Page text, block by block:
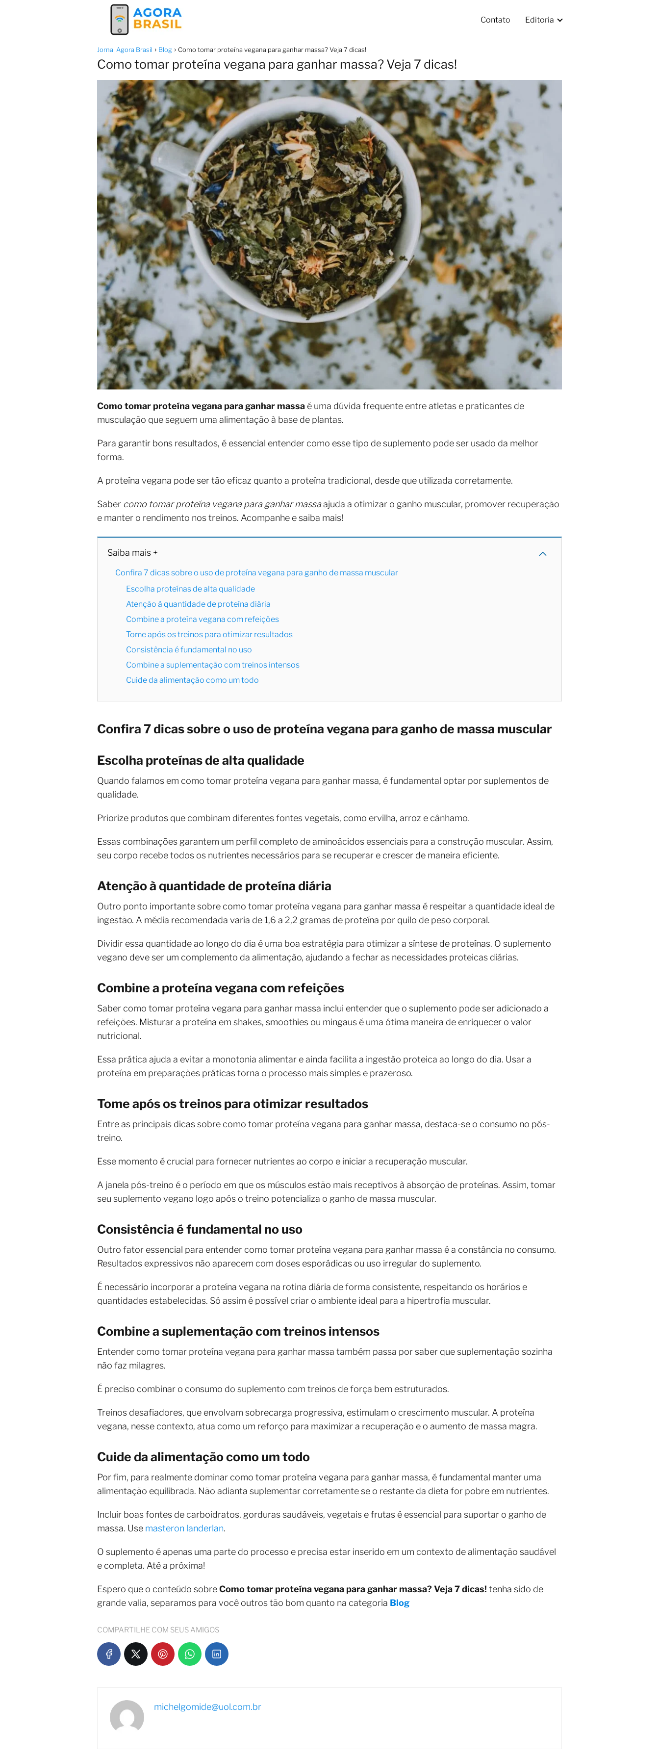
Contato Editoria
Jornal Agora Brasil Blog Como tomar proteína vegana para ganhar massa? Veja 7 dicas!
Como tomar proteína vegana para ganhar massa? Veja 7 dicas!
Como tomar proteína vegana para ganhar massa é uma dúvida frequente entre atletas e praticantes de
musculação que seguem uma alimentação à base de plantas.
Para garantir bons resultados, é essencial entender como esse tipo de suplemento pode ser usado da melhor
forma.
A proteína vegana pode ser tão eficaz quanto a proteína tradicional, desde que utilizada corretamente.
Saber como tomar proteína vegana para ganhar massaajuda a otimizar o ganho muscular, promover recuperação
e manter o rendimento nos treinos. Acompanhe e saiba mais!
Saiba mais +
Confira 7 dicas sobre o uso de proteína vegana para ganho de massa muscular
Escolha proteínas de alta qualidade
Atenção à quantidade de proteína diária
Combine a proteína vegana com refeições
Tome após os treinos para otimizar resultados
Consistência é fundamental no uso
Combine a suplementação com treinos intensos
Cuide da alimentação como um todo
Confira 7 dicas sobre o uso de proteína vegana para ganho de massa muscular
Escolha proteínas de alta qualidade
Quando falamos em como tomar proteína vegana para ganhar massa, é fundamental optar por suplementos de
qualidade.
Priorize produtos que combinam diferentes fontes vegetais, como ervilha, arroz e cânhamo.
Essas combinações garantem um perfil completo de aminoácidos essenciais para a construção muscular. Assim,
seu corpo recebe todos os nutrientes necessários para se recuperar e crescer de maneira eficiente.
Atenção à quantidade de proteína diária
Outro ponto importante sobre como tomar proteína vegana para ganhar massa é respeitar a quantidade ideal de
ingestão. A média recomendada varia de 1,6 a 2,2 gramas de proteína por quilo de peso corporal.
Dividir essa quantidade ao longo do dia é uma boa estratégia para otimizar a síntese de proteínas. O suplemento
vegano deve ser um complemento da alimentação, ajudando a fechar as necessidades proteicas diárias.
Combine a proteína vegana com refeições
Saber como tomar proteína vegana para ganhar massa inclui entender que o suplemento pode ser adicionado a
refeições. Misturar a proteína em shakes, smoothies ou mingaus é uma ótima maneira de enriquecer o valor
nutricional.
Essa prática ajuda a evitar a monotonia alimentar e ainda facilita a ingestão proteica ao longo do dia. Usar a
proteína em preparações práticas torna o processo mais simples e prazeroso.
Tome após os treinos para otimizar resultados
Entre as principais dicas sobre como tomar proteína vegana para ganhar massa, destaca-se o consumo no pós-
treino.
Esse momento é crucial para fornecer nutrientes ao corpo e iniciar a recuperação muscular.
A janela pós-treino é o período em que os músculos estão mais receptivos à absorção de proteínas. Assim, tomar
seu suplemento vegano logo após o treino potencializa o ganho de massa muscular.
Consistência é fundamental no uso
Outro fator essencial para entender como tomar proteína vegana para ganhar massa é a constância no consumo.
Resultados expressivos não aparecem com doses esporádicas ou uso irregular do suplemento.
É necessário incorporar a proteína vegana na rotina diária de forma consistente, respeitando os horários e
quantidades estabelecidas. Só assim é possível criar o ambiente ideal para a hipertrofia muscular.
Combine a suplementação com treinos intensos
Entender como tomar proteína vegana para ganhar massa também passa por saber que suplementação sozinha
não faz milagres.
É preciso combinar o consumo do suplemento com treinos de força bem estruturados.
Treinos desafiadores, que envolvam sobrecarga progressiva, estimulam o crescimento muscular. A proteína
vegana, nesse contexto, atua como um reforço para maximizar a recuperação e o aumento de massa magra.
Cuide da alimentação como um todo
Por fim, para realmente dominar como tomar proteína vegana para ganhar massa, é fundamental manter uma
alimentação equilibrada. Não adianta suplementar corretamente se o restante da dieta for pobre em nutrientes.
Incluir boas fontes de carboidratos, gorduras saudáveis, vegetais e frutas é essencial para suportar o ganho de
massa. Use masteron landerlan.
O suplemento é apenas uma parte do processo e precisa estar inserido em um contexto de alimentação saudável
e completa. Até a próxima!
Espero que o conteúdo sobreComo tomar proteína vegana para ganhar massa? Veja 7 dicas! tenha sido de
grande valia, separamos para você outros tão bom quanto na categoria Blog
COMPARTILHE COM SEUS AMIGOS
michelgomide@uol.com.br